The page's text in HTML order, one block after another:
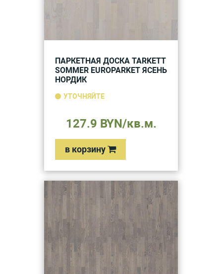
ПАРКЕТНАЯ ДОСКА TARKETT
SOMMER EUROPARKET ЯСЕНЬ
НОРДИК
УТОЧНЯЙТЕ
127.9 BYN/кв.м.
в корзину